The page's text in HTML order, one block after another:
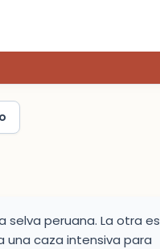
selva peruana. La otra es
una caza intensiva para